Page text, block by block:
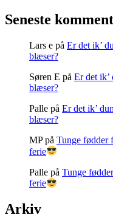
Seneste
Lars e på Er det ik’
blæser?
Søren E på Er det ik’
blæser?
Palle på Er det ik’
blæser?
MPpå Tunge fødder
ferie
Palle på Tunge
ferie
Arkiv